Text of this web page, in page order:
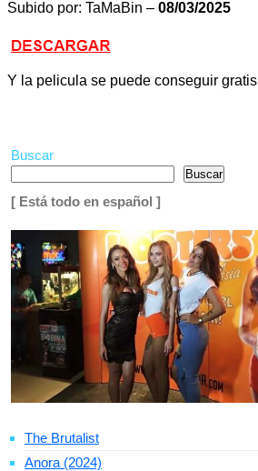
Subido por: TaMaBin – 08/03/2025
Y la pelicula se puede conseguir gratis
Buscar
Buscar
[ Está todo en español ]
The Brutalist
Anora (2024)